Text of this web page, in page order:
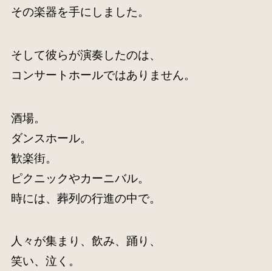
その楽器を手にしました。
そして彼らが演奏したのは、
コンサートホールではありません。
酒場。
ダンスホール。
歓楽街。
ピクニックやカーニバル。
時には、葬列の行進の中で。
人々が集まり、飲み、踊り、
笑い、泣く。